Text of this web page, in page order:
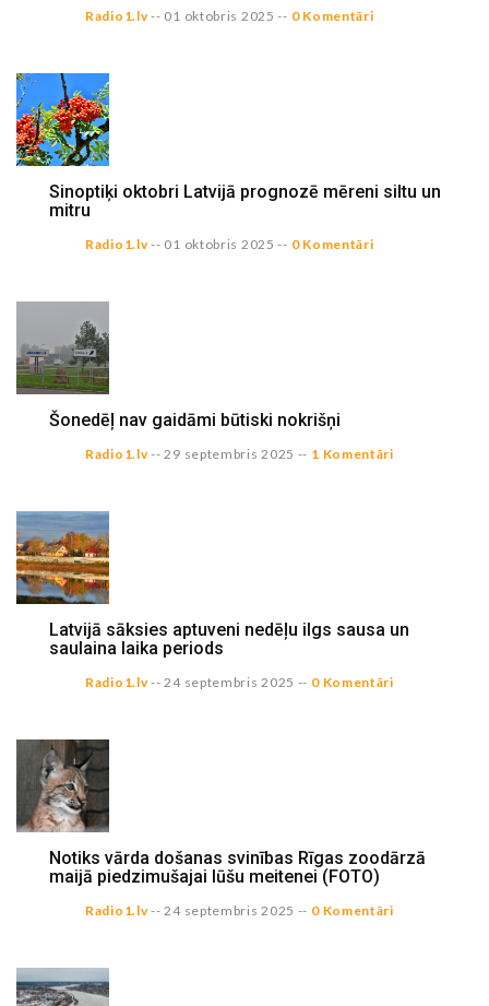
Radio1.lv-- 01 oktobris 2025 -- 0 Komentāri
Sinoptiķi oktobri Latvijā prognozē mēreni siltu un
mitru
Radio1.lv-- 01 oktobris 2025 -- 0 Komentāri
Šonedēļ nav gaidāmi būtiski nokrišņi
Radio1.lv-- 29 septembris 2025 -- 1 Komentāri
Latvijā sāksies aptuveni nedēļu ilgs sausa un
saulaina laika periods
Radio1.lv-- 24 septembris 2025 -- 0 Komentāri
Notiks vārda došanas svinības Rīgas zoodārzā
maijā piedzimušajai lūšu meitenei (FOTO)
Radio1.lv-- 24 septembris 2025 -- 0 Komentāri